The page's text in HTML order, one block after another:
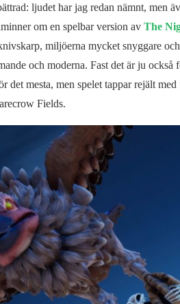
ljudet har jag redan nämnt, men
om en spelbar version av The
miljöerna mycket snyggare
och moderna. Fast det är ju också
det mesta, men spelet tappar rejält
Fields.